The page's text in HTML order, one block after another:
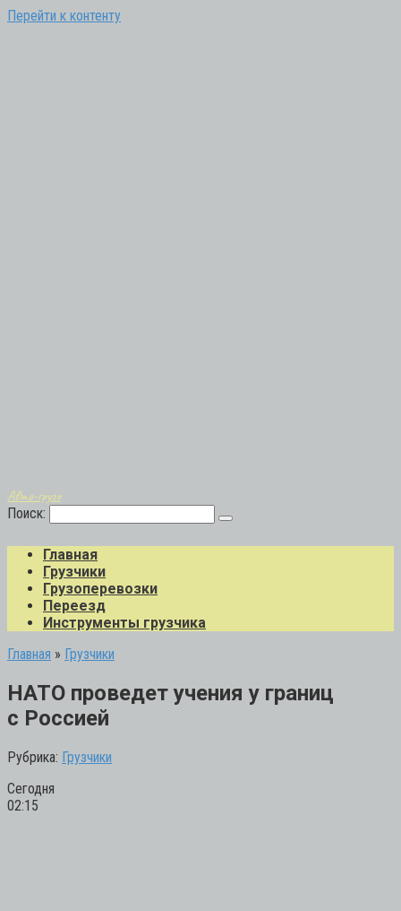
Перейти к контенту
Авто-грузо
Поиск:
Главная
Грузчики
Грузоперевозки
Переезд
Инструменты грузчика
Главная » Грузчики
НАТО проведет учения у границ
с Россией
Рубрика: Грузчики
Сегодня
02:15